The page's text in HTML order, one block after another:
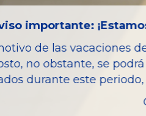
importante:
de las vacaciones
no obstante, se
durante este